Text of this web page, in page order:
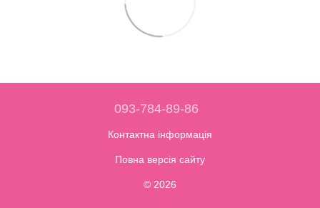
093-784-89-86
Контактна інформація
Повна версія сайту
© 2026